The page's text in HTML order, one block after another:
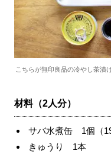
こちらが無印良品の冷やし茶漬
材料（2人分）
サバ水煮缶 1個（
きゅうり 1本